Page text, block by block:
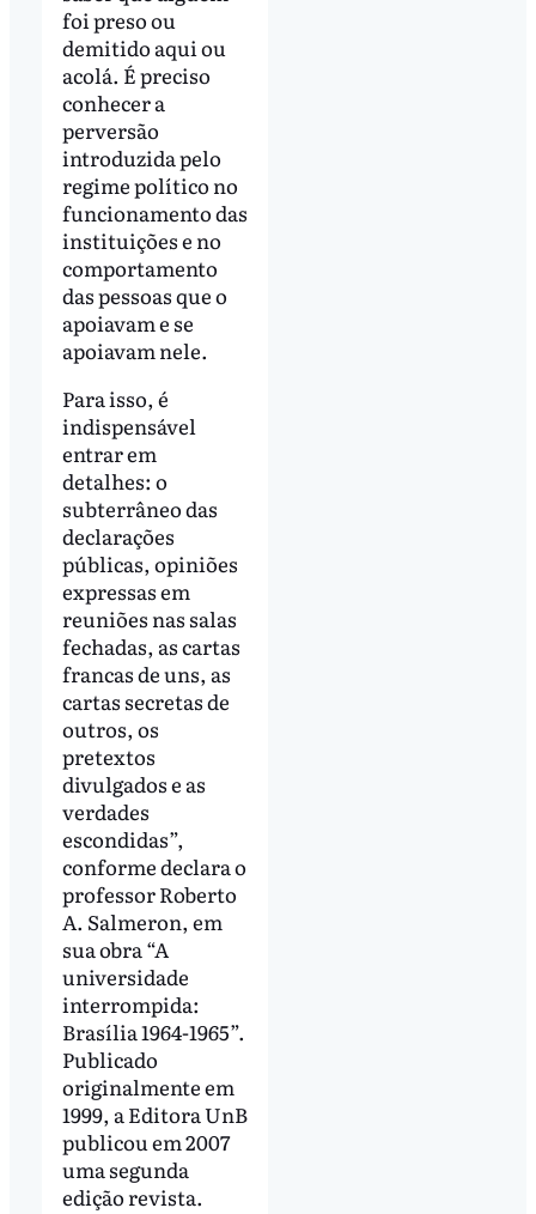
foi preso ou
demitido aqui ou
acolá. É preciso
conhecer a
perversão
introduzida pelo
regime político no
funcionamento das
instituições e no
comportamento
das pessoas que o
apoiavam e se
apoiavam nele.
Para isso, é
indispensável
entrar em
detalhes: o
subterrâneo das
declarações
públicas, opiniões
expressas em
reuniões nas salas
fechadas, as cartas
francas de uns, as
cartas secretas de
outros, os
pretextos
divulgados e as
verdades
escondidas”,
conforme declara o
professor Roberto
A. Salmeron, em
sua obra “A
universidade
interrompida:
Brasília 1964-1965”.
Publicado
originalmente em
1999, a Editora UnB
publicou em 2007
uma segunda
edição revista.